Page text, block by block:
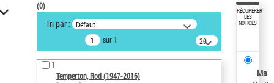
VOTRE RECHERCHE
Recherche avancée dans les
notices d’autorité
Œuvres liées à l'auteur :
Temperton, Rod (1947-2016)
(0)
Tri par : Défaut
sur 1
20
résultats/page
1
Temperton, Rod (1947-2016)
RÉCUPÉRER
LES
NOTICES
Ma